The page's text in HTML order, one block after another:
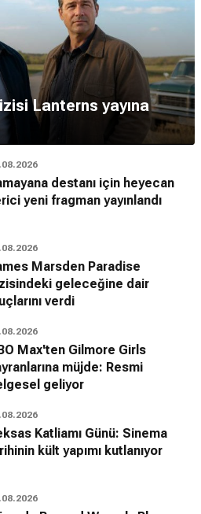
Lanterns yayına
destanı için heyecan
yeni fragman yayınlandı
Marsden Paradise
geleceğine dair
verdi
Max'ten Gilmore Girls
müjde: Resmi
geliyor
Katliamı Günü: Sinema
kült yapımı kutlanıyor